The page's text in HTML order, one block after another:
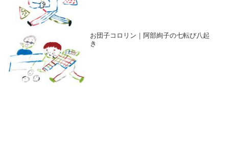
お団子コロリン｜阿部絢子の七転び八起
き